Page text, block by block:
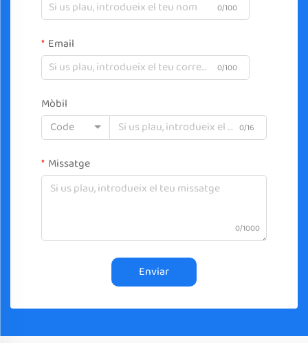
0/100
Email
0/100
Mòbil
Code
0/16
Missatge
0/1000
Enviar